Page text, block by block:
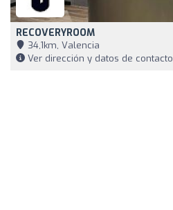
RECOVERYROOM
34,1km, Valencia
Ver dirección y datos de contacto